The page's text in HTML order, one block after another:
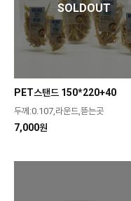
SOLDOUT
PET스탠드 150*220+40
두께:0.107,라운드,뜯는곳
7,000원